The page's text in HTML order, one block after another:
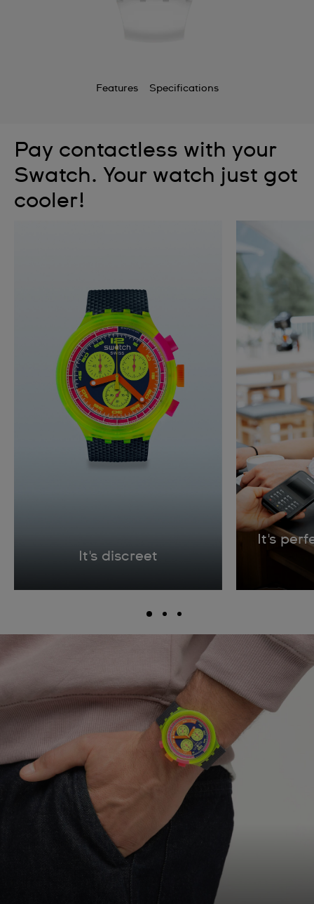
Features Specifications
Pay contactless with your
Swatch. Your watch just got
cooler!
It's discreet
It's